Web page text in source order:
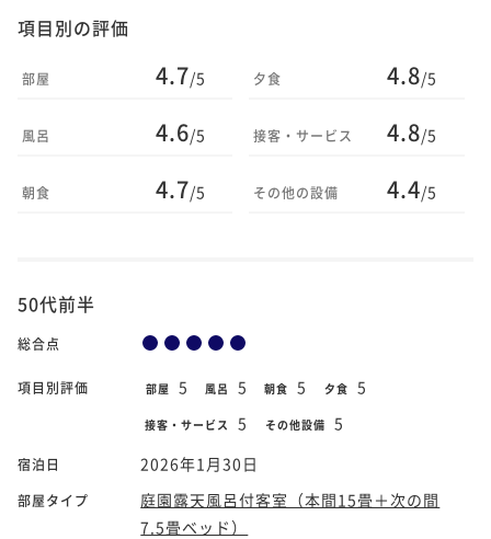
項目別の評価
部屋 4.7/5
風呂 4.6/5
朝食 4.7/5
夕食 4.8/5
接客・サービス 4.8/5
その他の設備 4.4/5
50代前半
総合点
項目別評価 部屋 5 風呂 5 朝食 5 夕食 5
接客・サービス 5 その他設備 5
宿泊日 2026年1月30日
部屋タイプ
庭園露天風呂付客室（本間15畳＋次の間
7.5畳ベッド）